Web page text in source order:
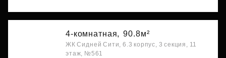
4-комнатная, 90.8м²
ЖК Сидней Сити, 6.3 корпус, 3 секция, 11
этаж, №561